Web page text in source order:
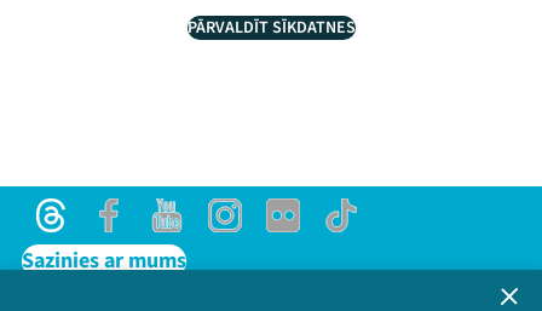
PĀRVALDĪT SĪKDATNES
ThreadsFacebookYoutubeInstagram
Flick TikTok
Sazinies ar mums